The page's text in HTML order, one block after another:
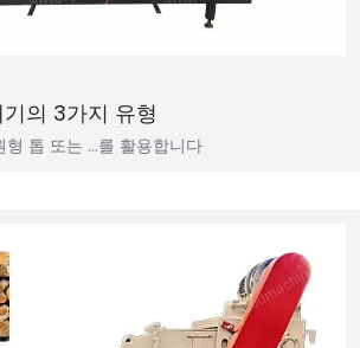
의 3가지 유형
형 톱 또는 …를 활용합니다